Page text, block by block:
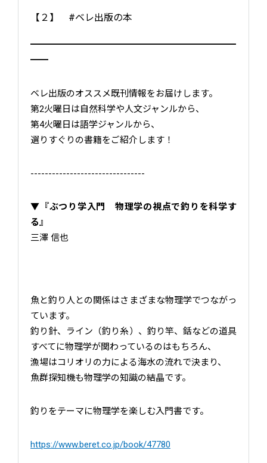
【２】 #ベレ出版の本
━━━━━━━━━━━━━━━━━━━━━━━
━━
ベレ出版のオススメ既刊情報をお届けします。
第2火曜日は自然科学や人文ジャンルから、
第4火曜日は語学ジャンルから、
選りすぐりの書籍をご紹介します！
--------------------------------
▼『ぶつり学入門 物理学の視点で釣りを科学す
る』
三澤 信也
魚と釣り人との関係はさまざまな物理学でつながっ
ています。
釣り針、ライン（釣り糸）、釣り竿、銛などの道具
すべてに物理学が関わっているのはもちろん、
漁場はコリオリの力による海水の流れで決まり、
魚群探知機も物理学の知識の結晶です。
釣りをテーマに物理学を楽しむ入門書です。
https://www.beret.co.jp/book/47780